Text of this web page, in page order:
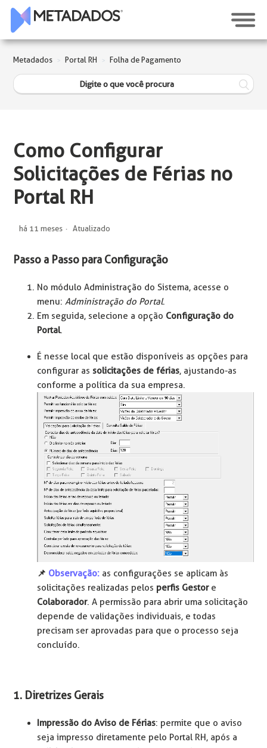
Metadados Portal RH Folha de Pagamento
Como Configurar
Solicitações de Férias no
Portal RH
há 11 meses Atualizado
Passo a Passo para Configuração
No módulo Administração do Sistema, acesse o
menu: Administração do Portal.
Em seguida, selecione a opção Configuração do
Portal.
É nesse local que estão disponíveis as opções para
configurar as solicitações de férias, ajustando-as
conforme a política da sua empresa.
📌️ Observação: as configurações se aplicam às
solicitações realizadas pelos perfis Gestore
Colaborador. A permissão para abrir uma solicitação
depende de validações individuais, e todas
precisam ser aprovadas para que o processo seja
concluído.
1. Diretrizes Gerais
Impressão do Aviso de Férias: permite que o aviso
seja impresso diretamente pelo Portal RH, após a